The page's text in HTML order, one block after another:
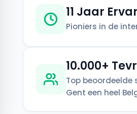
11 Jaar
Pioniers in de
10.000+
Top beoordeelde
Gent een heel